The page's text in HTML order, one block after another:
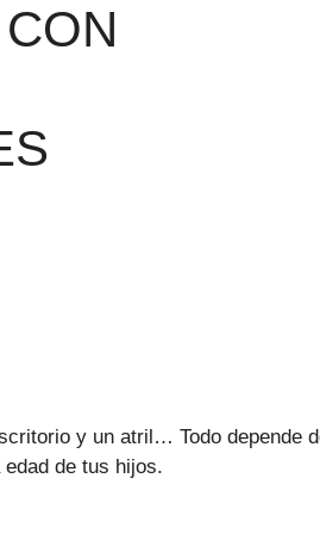
y un atril… Todo depende
de tus hijos.